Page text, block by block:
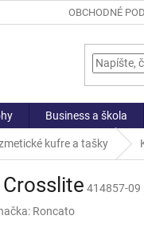
OBCHODNÉ
Business a škola
kufre a tašky
414857-09
Roncato